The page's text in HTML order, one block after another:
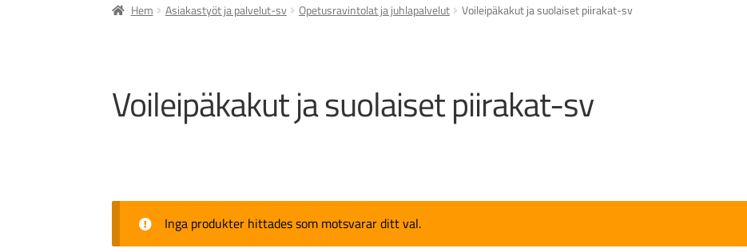
Hem Asiakastyöt ja palvelut-sv Opetusravintolat ja juhlapalvelut Voileipäkakut ja suolaiset piirakat-sv
Voileipäkakut ja suolaiset piirakat-sv
Inga produkter hittades som motsvarar ditt val.